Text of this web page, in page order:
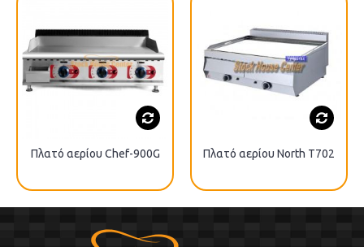
Πλατό αερίου Chef-900G Πλατό αερίου North T702